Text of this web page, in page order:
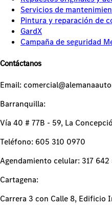
Servicios de
Pintura y reparación de
GardX
Campaña de seguridad
Contáctanos
Email:
Barranquilla:
Vía 40 # 77B - 59, La
Teléfono: 605 310 0970
Agendamiento celular: 317
Cartagena:
Carrera 3 con Calle 8, Edificio